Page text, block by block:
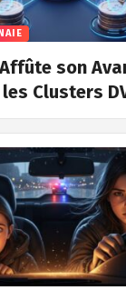
son
Clusters